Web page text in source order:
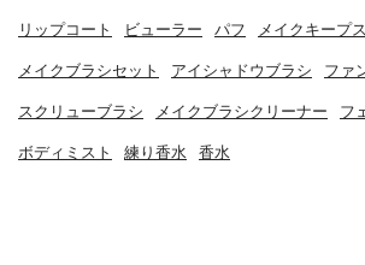
リップコート ビューラー パフ メイクキープ
メイクブラシセット アイシャドウブラシ ファ
スクリューブラシ メイクブラシクリーナー フ
ボディミスト 練り香水 香水